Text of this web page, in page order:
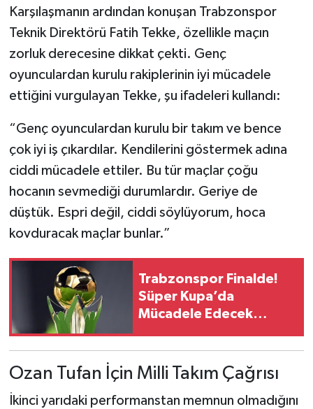
Karşılaşmanın ardından konuşan Trabzonspor
Teknik Direktörü Fatih Tekke, özellikle maçın
zorluk derecesine dikkat çekti. Genç
oyunculardan kurulu rakiplerinin iyi mücadele
ettiğini vurgulayan Tekke, şu ifadeleri kullandı:
“Genç oyunculardan kurulu bir takım ve bence
çok iyi iş çıkardılar. Kendilerini göstermek adına
ciddi mücadele ettiler. Bu tür maçlar çoğu
hocanın sevmediği durumlardır. Geriye de
düştük. Espri değil, ciddi söylüyorum, hoca
kovduracak maçlar bunlar.”
Trabzonspor Finalde!
Süper Kupa’da
Mücadele Edecek
Ozan Tufan İçin Milli Takım Çağrısı
İkinci yarıdaki performanstan memnun olmadığını
Diğer Basketbol Ligleri
Atletizm
Hentbol
At Yarışı
Bisiklet
Güreş
Halter
Motor Sporları